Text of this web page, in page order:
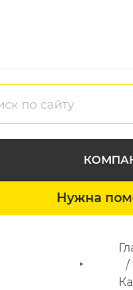
Нужна